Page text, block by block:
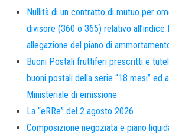
Nullità di un contratto di mutuo per
divisore (360 o 365) relativo all’indice
allegazione del piano di
Buoni Postali fruttiferi prescritti e
buoni postali della serie “18 mesi” ed
Ministeriale di emissione
La “eRRe” del 2 agosto 2026
Composizione negoziata e piano